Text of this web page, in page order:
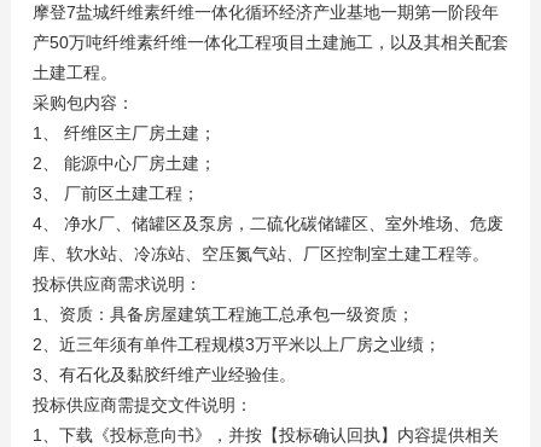
摩登7盐城纤维素纤维一体化循环经济产业基地一期第一阶段年
产50万吨纤维素纤维一体化工程项目土建施工，以及其相关配套
土建工程。
采购包内容：
1、 纤维区主厂房土建；
2、 能源中心厂房土建；
3、 厂前区土建工程；
4、 净水厂、储罐区及泵房，二硫化碳储罐区、室外堆场、危废
库、软水站、冷冻站、空压氮气站、厂区控制室土建工程等。
投标供应商需求说明：
1、资质：具备房屋建筑工程施工总承包一级资质；
2、近三年须有单件工程规模3万平米以上厂房之业绩；
3、有石化及黏胶纤维产业经验佳。
投标供应商需提交文件说明：
1、下载《投标意向书》，并按【投标确认回执】内容提供相关